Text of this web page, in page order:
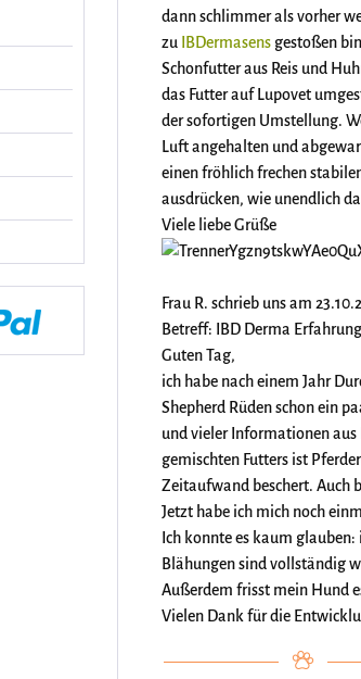
dann schlimmer als vorher
zu IBDermasens gestoßen
Schonfutter aus Reis und
das Futter auf Lupovet
der sofortigen Umstellung.
Luft angehalten und
einen fröhlich frechen
ausdrücken, wie unendlich
Viele liebe Grüße
Frau R. schrieb uns am
Betreff: IBD Derma Erfahrung
Guten Tag,
ich habe nach einem Jahr
Shepherd Rüden schon ein
und vieler Informationen aus
gemischten Futters ist
Zeitaufwand beschert. Auch
Jetzt habe ich mich noch
Ich konnte es kaum
Blähungen sind vollständig
Außerdem frisst mein Hund
Vielen Dank für die